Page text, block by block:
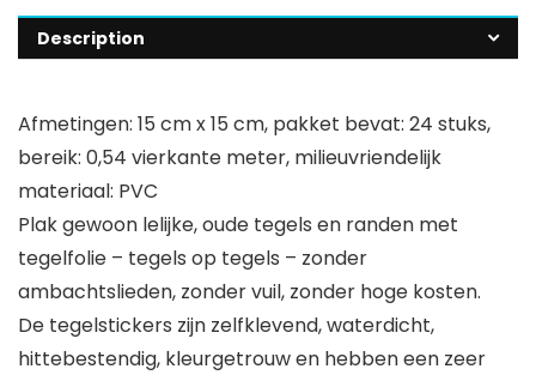
Description
Afmetingen: 15 cm x 15 cm, pakket bevat: 24 stuks,
bereik: 0,54 vierkante meter, milieuvriendelijk
materiaal: PVC
Plak gewoon lelijke, oude tegels en randen met
tegelfolie – tegels op tegels – zonder
ambachtslieden, zonder vuil, zonder hoge kosten.
De tegelstickers zijn zelfklevend, waterdicht,
hittebestendig, kleurgetrouw en hebben een zeer